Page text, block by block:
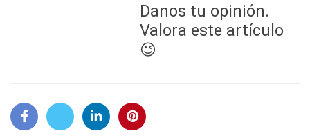
Danos tu opinión.
Valora este artículo
😉